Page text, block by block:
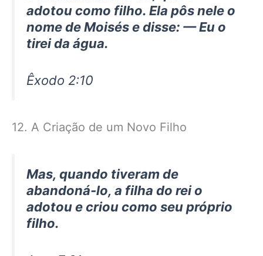
adotou como filho. Ela pôs nele o
nome de Moisés e disse: — Eu o
tirei da água.
Êxodo 2:10
12. A Criação de um Novo Filho
Mas, quando tiveram de
abandoná-lo, a filha do rei o
adotou e criou como seu próprio
filho.